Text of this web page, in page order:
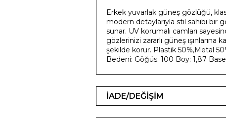
Erkek yuvarlak güneş gözlüğü,
modern detaylarıyla stil sahibi bir
sunar. UV korumalı camları
gözlerinizi zararlı güneş ışınlarına
şekilde korur. Plastik 50%,Metal
Bedeni: Göğüs: 100 Boy: 1,87
İADE/DEĞİŞİM